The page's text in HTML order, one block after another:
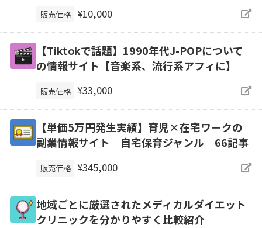
販売価格 ¥10,000
【Tiktokで話題】1990年代J-POPについて
の情報サイト【音楽系、流行系アフィに】
販売価格 ¥33,000
【単価5万円発生実績】育児×在宅ワークの
副業情報サイト｜自宅保育ジャンル｜66記事
販売価格 ¥345,000
地域ごとに厳選されたメディカルダイエット
クリニックを分かりやすく比較紹介